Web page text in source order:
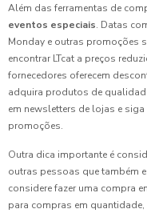
Além das ferramentas de
eventos especiais. Datas
Monday e outras promoções
encontrar LTcat a preços
fornecedores oferecem
adquira produtos de
em newsletters de lojas e
promoções.
Outra dica importante é
outras pessoas que também
considere fazer uma compra
para compras em